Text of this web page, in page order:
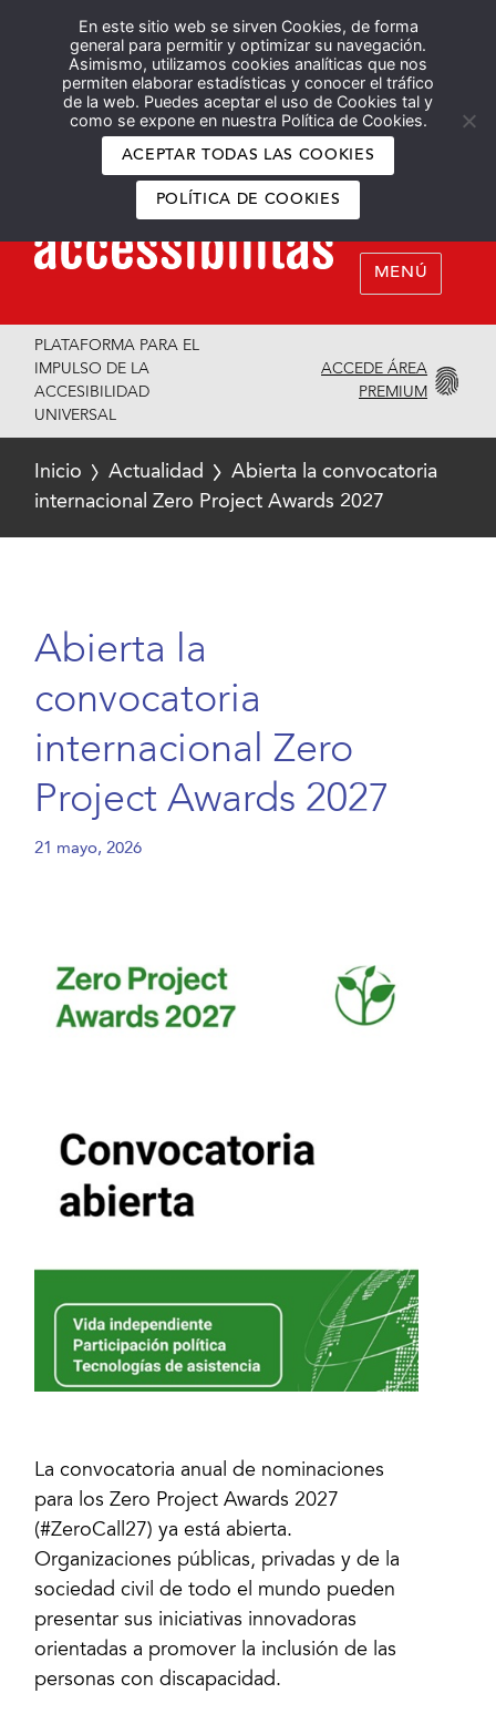
En este sitio web se sirven Cookies, de forma
general para permitir y optimizar su navegación.
Asimismo, utilizamos cookies analíticas que nos
permiten elaborar estadísticas y conocer el tráfico
de la web. Puedes aceptar el uso de Cookies tal y
como se expone en nuestra Política de Cookies.
ACEPTAR TODAS LAS COOKIES
POLÍTICA DE COOKIES
Español English
MENÚ
PLATAFORMA PARA EL
IMPULSO DE LA
ACCESIBILIDAD
UNIVERSAL
ACCEDE ÁREA
PREMIUM
Inicio Actualidad
Abierta la convocatoria
internacional Zero Project Awards 2027
Abierta la
convocatoria
internacional Zero
Project Awards 2027
21 mayo, 2026
La convocatoria anual de nominaciones
para los Zero Project Awards 2027
(#ZeroCall27) ya está abierta.
Organizaciones públicas, privadas y de la
sociedad civil de todo el mundo pueden
presentar sus iniciativas innovadoras
orientadas a promover la inclusión de las
personas con discapacidad.